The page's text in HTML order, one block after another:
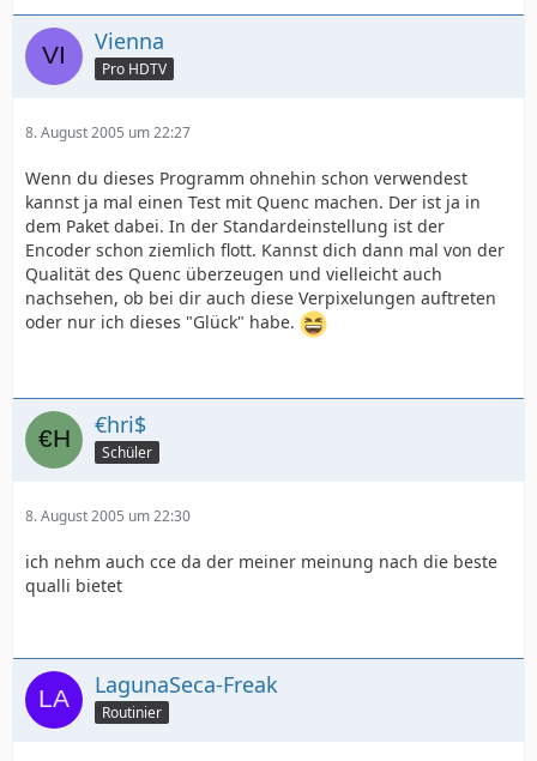
Vienna
Pro HDTV
8. August 2005 um 22:27
Wenn du dieses Programm ohnehin schon verwendest
kannst ja mal einen Test mit Quenc machen. Der ist ja in
dem Paket dabei. In der Standardeinstellung ist der
Encoder schon ziemlich flott. Kannst dich dann mal von der
Qualität des Quenc überzeugen und vielleicht auch
nachsehen, ob bei dir auch diese Verpixelungen auftreten
oder nur ich dieses "Glück" habe.
€hri$
Schüler
8. August 2005 um 22:30
ich nehm auch cce da der meiner meinung nach die beste
qualli bietet
LagunaSeca-Freak
Routinier